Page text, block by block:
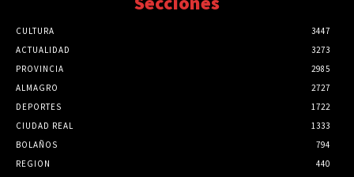
CULTURA
3447
ACTUALIDAD
3273
PROVINCIA
2985
ALMAGRO
2727
DEPORTES
1722
CIUDAD REAL
1333
BOLAÑOS
794
REGION
440